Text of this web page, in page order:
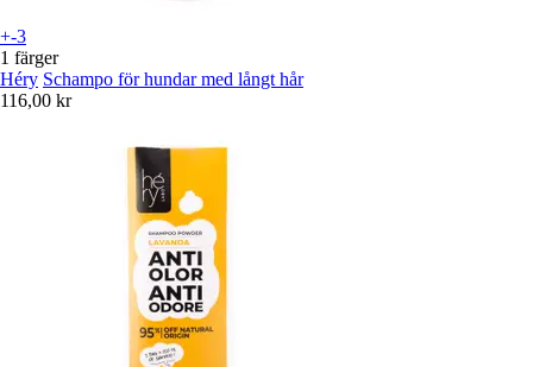
+-3
1 färger
Héry Schampo för hundar med långt hår
116,00 kr